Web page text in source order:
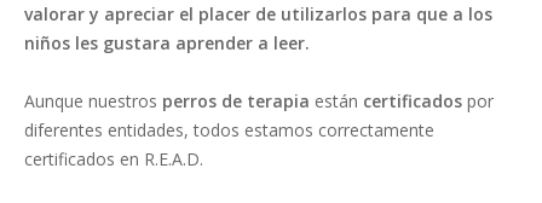
valorar y apreciar el placer de utilizarlos para que a los
niños les gustara aprender a leer.
Aunque nuestros perros de terapia están certificados por
diferentes entidades, todos estamos correctamente
certificados en R.E.A.D.